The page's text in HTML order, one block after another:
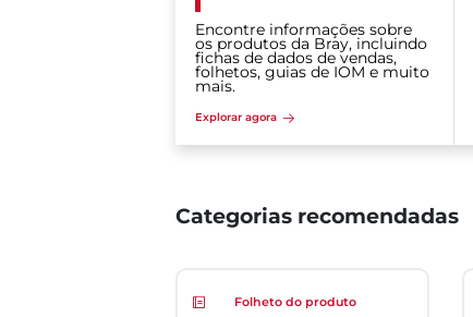
Encontre informações sobre
os produtos da Bray, incluindo
fichas de dados de vendas,
folhetos, guias de IOM e muito
mais.
Explorar agora
Categorias recomendadas
Folheto do produto